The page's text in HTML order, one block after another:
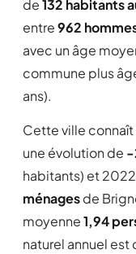
de132 habitants
entre962
avec un âge
commune plus
ans).
Cette ville connaît
une évolution de -
habitants) et
ménagesde
moyenne1,94
naturel annuel est